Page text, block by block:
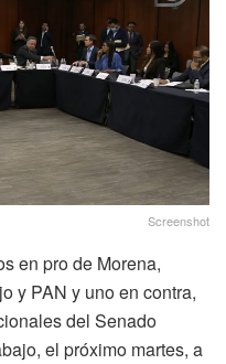
Screenshot
en pro de Morena,
y PAN y uno en contra,
del Senado
el próximo martes, a